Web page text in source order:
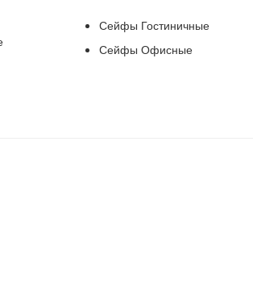
Сейфы Гостиничные
Сейфы Офисные